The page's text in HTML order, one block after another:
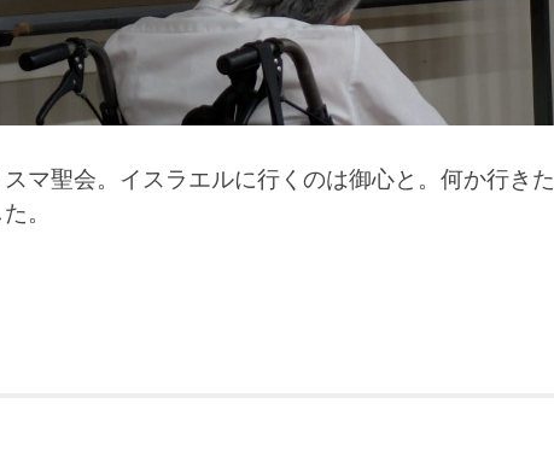
マ聖会。イスラエルに行くのは御心と。何か行きた
。